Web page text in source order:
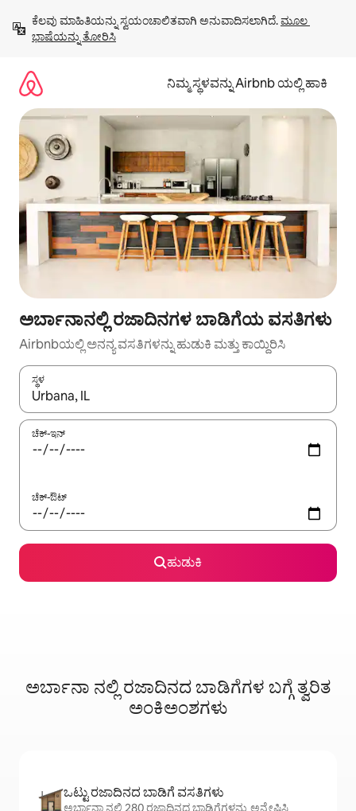
ಹೋಗಿ
ಕೆಲವು ಮಾಹಿತಿಯನ್ನು ಸ್ವಯಂಚಾಲಿತವಾಗಿ ಅನುವಾದಿಸಲಾಗಿದೆ. ಮೂಲ
ಭಾಷೆಯನ್ನು ತೋರಿಸಿ
ನಿಮ್ಮ ಸ್ಥಳವನ್ನು Airbnb ಯಲ್ಲಿ ಹಾಕಿ
ಅರ್ಬಾನಾನಲ್ಲಿ ರಜಾದಿನಗಳ ಬಾಡಿಗೆಯ ವಸತಿಗಳು
Airbnbಯಲ್ಲಿ ಅನನ್ಯ ವಸತಿಗಳನ್ನು ಹುಡುಕಿ ಮತ್ತು ಕಾಯ್ದಿರಿಸಿ
ಸ್ಥಳ
ಫಲಿತಾಂಶಗಳು ಲಭ್ಯವಿರುವಾಗ, ಅಪ್ ಮತ್ತು ಡೌನ್ ಬಾಣದ ಕೀಲಿಗಳೊಂದಿಗೆ
ಚೆಕ್-ಇನ್
ಚೆಕ್-ಔಟ್
ಹುಡುಕಿ
ಅರ್ಬಾನಾ ನಲ್ಲಿ ರಜಾದಿನದ ಬಾಡಿಗೆಗಳ ಬಗ್ಗೆ ತ್ವರಿತ
ಅಂಕಿಅಂಶಗಳು
ಒಟ್ಟು ರಜಾದಿನದ ಬಾಡಿಗೆ ವಸತಿಗಳು
ಅರ್ಬಾನಾ ನಲ್ಲಿ 280 ರಜಾದಿನದ ಬಾಡಿಗೆಗಳನ್ನು ಅನ್ವೇಷಿಸಿ